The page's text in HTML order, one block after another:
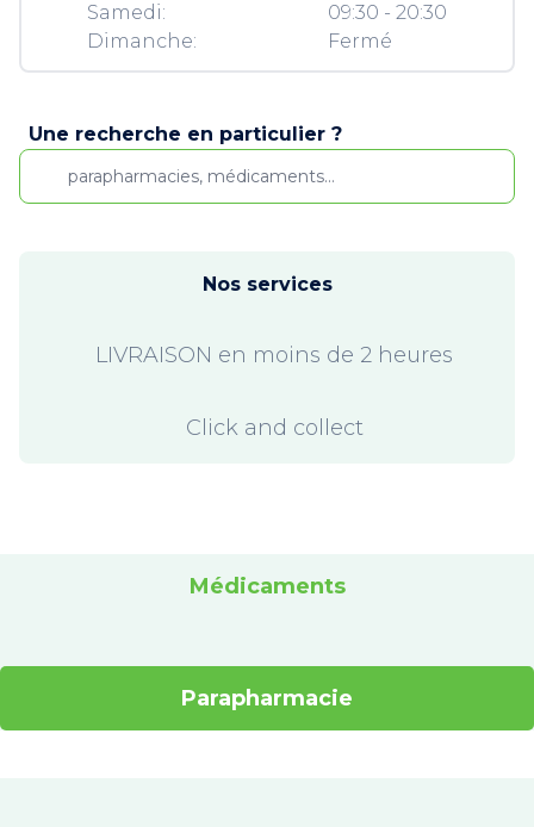
Samedi:
Dimanche:
09:30 - 20:30
Fermé
Une recherche en particulier ?
Nos services
LIVRAISON en moins de 2 heures
Click and collect
Médicaments
Parapharmacie